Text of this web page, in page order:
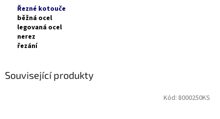
Řezné kotouče
běžná ocel
legovaná ocel
nerez
řezání
Související produkty
Kód: 8000250KS